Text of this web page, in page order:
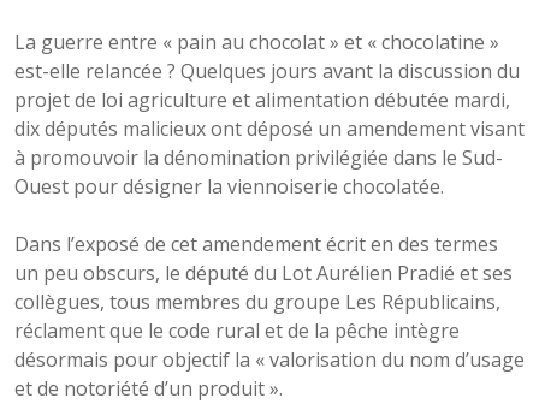
La guerre entre « pain au chocolat » et « chocolatine »
est-elle relancée ? Quelques jours avant la discussion du
projet de loi agriculture et alimentation débutée mardi,
dix députés malicieux ont déposé un amendement visant
à promouvoir la dénomination privilégiée dans le Sud-
Ouest pour désigner la viennoiserie chocolatée.
Dans l’exposé de cet amendement écrit en des termes
un peu obscurs, le député du Lot Aurélien Pradié et ses
collègues, tous membres du groupe Les Républicains,
réclament que le code rural et de la pêche intègre
désormais pour objectif la « valorisation du nom d’usage
et de notoriété d’un produit ».